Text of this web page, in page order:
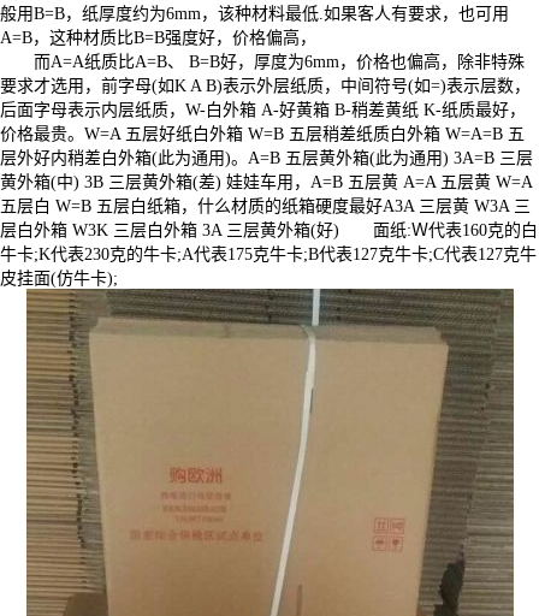
般用B=B，纸厚度约为6mm，该种材料最低.如果客人有要求，也可用
A=B，这种材质比B=B强度好，价格偏高，
而A=A纸质比A=B、 B=B好，厚度为6mm，价格也偏高，除非特殊
要求才选用，前字母(如K A B)表示外层纸质，中间符号(如=)表示层数，
后面字母表示内层纸质，W-白外箱 A-好黄箱 B-稍差黄纸 K-纸质最好，
价格最贵。W=A 五层好纸白外箱 W=B 五层稍差纸质白外箱 W=A=B 五
层外好内稍差白外箱(此为通用)。A=B 五层黄外箱(此为通用) 3A=B 三层
黄外箱(中) 3B 三层黄外箱(差) 娃娃车用，A=B 五层黄 A=A 五层黄 W=A
五层白 W=B 五层白纸箱，什么材质的纸箱硬度最好A3A 三层黄 W3A 三
层白外箱 W3K 三层白外箱 3A 三层黄外箱(好) 面纸:Ｗ代表160克的白
牛卡;K代表230克的牛卡;A代表175克牛卡;B代表127克牛卡;C代表127克牛
皮挂面(仿牛卡);